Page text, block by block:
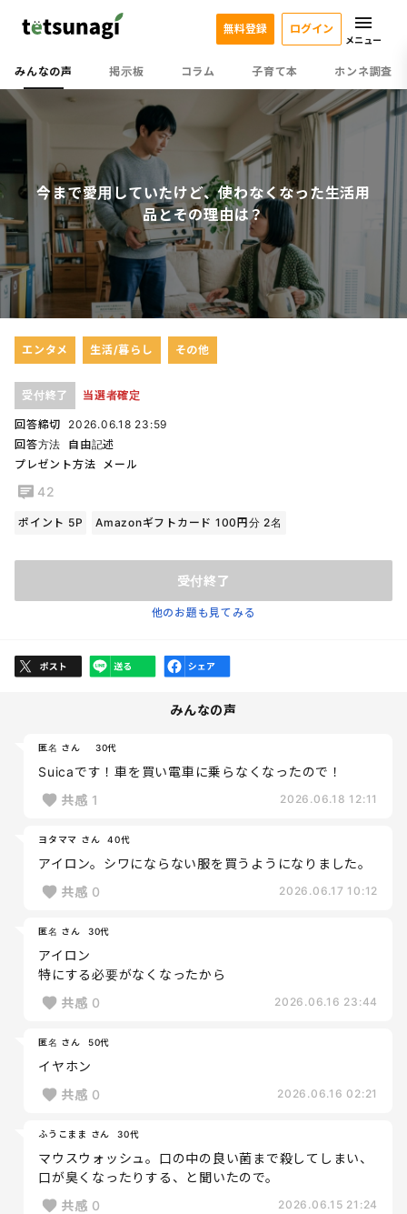
みんなの声 掲示板 コラム 子育て本 ホンネ調査
無料登録 ログイン
メニュー
今まで愛用していたけど、使わなくなった生活用
品とその理由は？
エンタメ 生活/暮らし その他
受付終了 当選者確定
回答締切
2026.06.18 23:59
回答方法
自由記述
プレゼント方法
メール
42
ポイント 5P Amazonギフトカード 100円分 2名
受付終了
他のお題も見てみる
みんなの声
匿名 さん 30代
Suicaです！車を買い電車に乗らなくなったので！
共感 1 2026.06.18 12:11
ヨタママ さん 40代
アイロン。シワにならない服を買うようになりました。
共感 0 2026.06.17 10:12
匿名 さん 30代
アイロン
特にする必要がなくなったから
共感 0 2026.06.16 23:44
匿名 さん 50代
イヤホン
共感 0 2026.06.16 02:21
ふうこまま さん 30代
マウスウォッシュ。口の中の良い菌まで殺してしまい、
口が臭くなったりする、と聞いたので。
共感 0 2026.06.15 21:24